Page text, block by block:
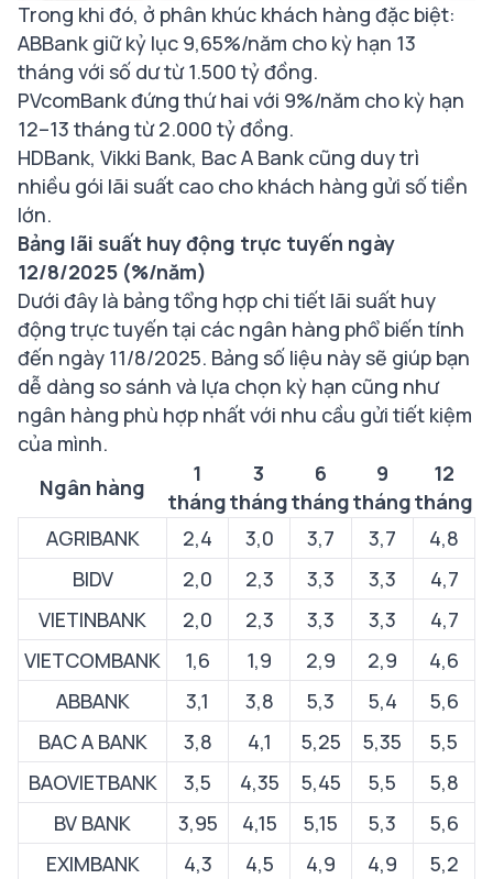
Trong khi đó, ở phân khúc khách hàng đặc biệt:
ABBank giữ kỷ lục 9,65%/năm cho kỳ hạn 13
tháng với số dư từ 1.500 tỷ đồng.
PVcomBank đứng thứ hai với 9%/năm cho kỳ hạn
12–13 tháng từ 2.000 tỷ đồng.
HDBank, Vikki Bank, Bac A Bank cũng duy trì
nhiều gói lãi suất cao cho khách hàng gửi số tiền
lớn.
Bảng lãi suất huy động trực tuyến ngày
12/8/2025 (%/năm)
Dưới đây là bảng tổng hợp chi tiết lãi suất huy
động trực tuyến tại các ngân hàng phổ biến tính
đến ngày 11/8/2025. Bảng số liệu này sẽ giúp bạn
dễ dàng so sánh và lựa chọn kỳ hạn cũng như
ngân hàng phù hợp nhất với nhu cầu gửi tiết kiệm
của mình.
Ngân hàng
1
tháng
3
tháng
6
tháng
9
tháng
12
tháng
AGRIBANK
2,4 3,0 3,7 3,7 4,8
BIDV
2,0 2,3 3,3 3,3 4,7
VIETINBANK
2,0 2,3 3,3 3,3 4,7
VIETCOMBANK
1,6 1,9 2,9 2,9 4,6
ABBANK
3,1 3,8 5,3 5,4 5,6
BAC A BANK
3,8 4,1 5,25 5,35 5,5
BAOVIETBANK
3,5 4,35 5,45 5,5 5,8
BV BANK
3,95 4,15 5,15 5,3 5,6
EXIMBANK
4,3 4,5 4,9 4,9 5,2